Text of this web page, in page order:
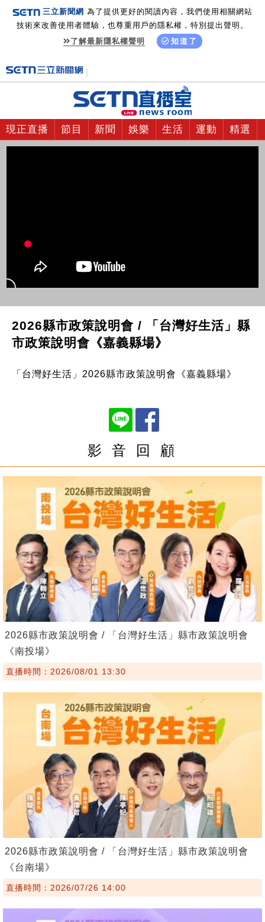
三立新聞網 為了提供更好的閱讀內容，我們使用相關網站
技術來改善使用者體驗，也尊重用戶的隱私權，特別提出聲明。
了解最新隱私權聲明
知道了
現正直播 節目 新聞 娛樂 生活 運動 精選
2026縣市政策說明會 / 「台灣好生活」縣
市政策說明會《嘉義縣場》
「台灣好生活」2026縣市政策說明會《嘉義縣場》
影 音 回 顧
2026縣市政策說明會 / 「台灣好生活」縣市政策說明會
《南投場》
直播時間：2026/08/01 13:30
2026縣市政策說明會 / 「台灣好生活」縣市政策說明會
《台南場》
直播時間：2026/07/26 14:00